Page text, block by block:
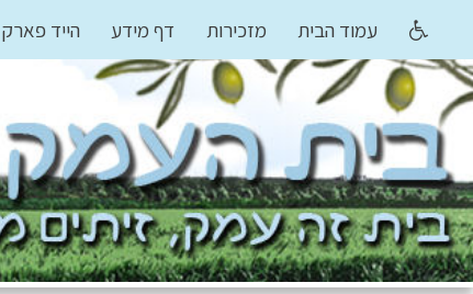
עמוד הבית מזכירות דף מידע הייד פארק